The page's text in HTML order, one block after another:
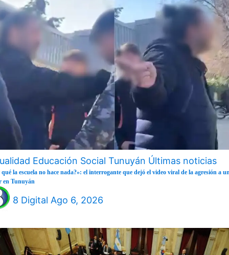
Educación Social Tunuyán Últimas noticias
qué la escuela no hace nada?»: el interrogante que dejó el video viral de la agresión a
en Tunuyán
8 Digital Ago 6, 2026